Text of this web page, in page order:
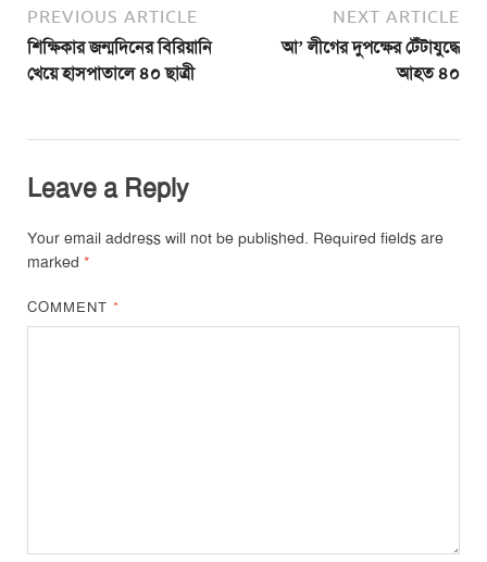
PREVIOUS ARTICLE
শিক্ষিকার জন্মদিনের বিরিয়ানি
খেয়ে হাসপাতালে ৪০ ছাত্রী
NEXT ARTICLE
আ’ লীগের দুপক্ষের টেঁটাযুদ্ধে
আহত ৪০
Leave a Reply
Your email address will not be published. Required fields are
marked *
COMMENT*